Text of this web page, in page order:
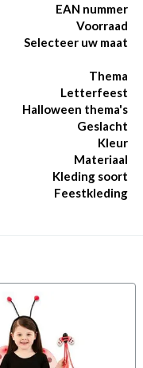
EAN nummer
Voorraad
Selecteer uw maat
Thema
Letterfeest
Halloween thema's
Geslacht
Kleur
Materiaal
Kleding soort
Feestkleding